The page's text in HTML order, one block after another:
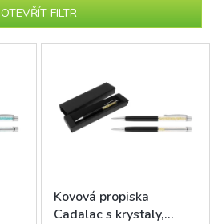
OTEVŘÍT FILTR
Kovová propiska
Cadalac s krystaly,